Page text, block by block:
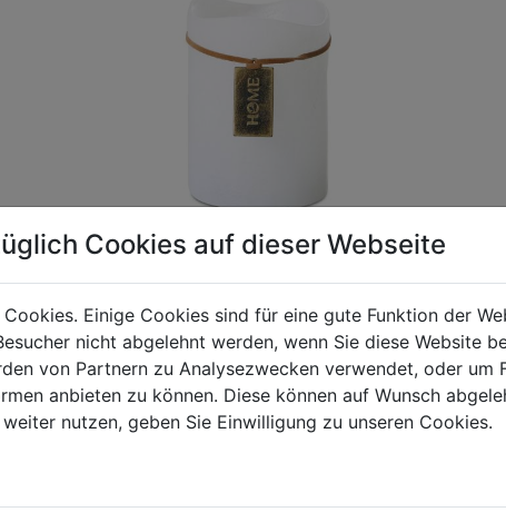
und Versandkosten. Für Irrtümer und
behalten wir uns die Berechnung eines
zwischen der Bildschirmdarstellung und dem
Cookies auf dieser Webseite
Einige Cookies sind für eine gute Funktion der
nicht abgelehnt werden, wenn Sie diese Website
von Partnern zu Analysezwecken verwendet, oder um
anbieten zu können. Diese können auf Wunsch
nutzen, geben Sie Einwilligung zu unseren Cookies.